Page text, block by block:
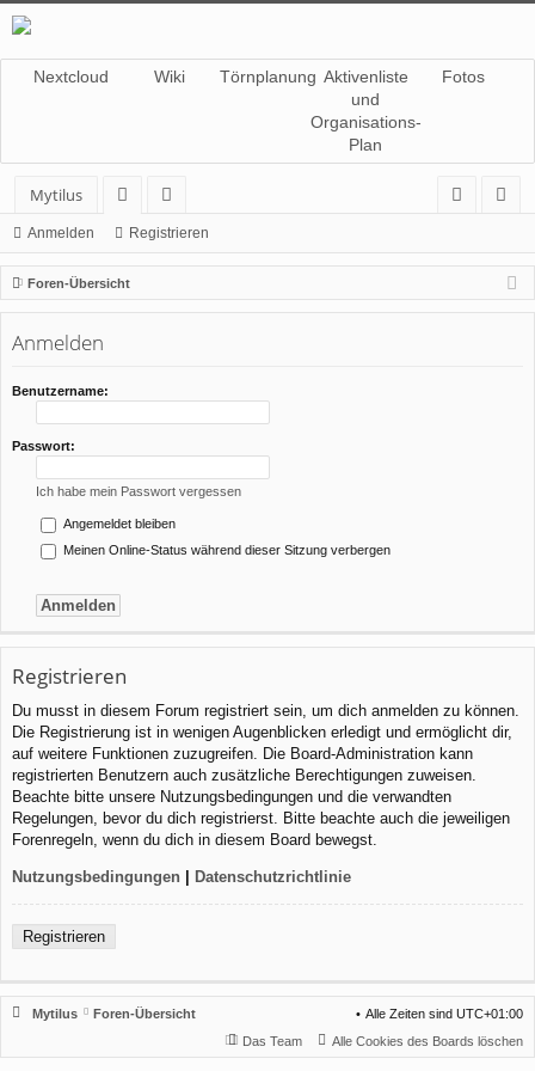
Nextcloud Wiki Törnplanung Aktivenliste
und
Organisations-
Plan
Fotos
Mytilus
or
en
itg
lie
de
m
el
ist
rie
Anmelden Registrieren
Foren-Übersicht
Anmelden
Benutzername:
Passwort:
Ich habe mein Passwort vergessen
Angemeldet bleiben
Meinen Online-Status während dieser Sitzung verbergen
Registrieren
Du musst in diesem Forum registriert sein, um dich anmelden zu können.
Die Registrierung ist in wenigen Augenblicken erledigt und ermöglicht dir,
auf weitere Funktionen zuzugreifen. Die Board-Administration kann
registrierten Benutzern auch zusätzliche Berechtigungen zuweisen.
Beachte bitte unsere Nutzungsbedingungen und die verwandten
Regelungen, bevor du dich registrierst. Bitte beachte auch die jeweiligen
Forenregeln, wenn du dich in diesem Board bewegst.
Nutzungsbedingungen | Datenschutzrichtlinie
Registrieren
Mytilus Foren-Übersicht Alle Zeiten sind UTC+01:00
Alle Cookies des Boards löschen
Das Team